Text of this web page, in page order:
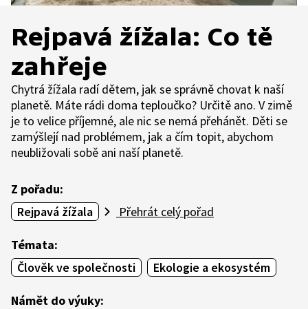
Rejpavá žížala: Co tě
zahřeje
Chytrá žížala radí dětem, jak se správně chovat k naší
planetě. Máte rádi doma teploučko? Určitě ano. V zimě
je to velice příjemné, ale nic se nemá přehánět. Děti se
zamýšlejí nad problémem, jak a čím topit, abychom
neubližovali sobě ani naší planetě.
Z pořadu:
Rejpavá žížala
Přehrát celý pořad
Témata:
Člověk ve společnosti
Ekologie a ekosystém
Námět do výuky: